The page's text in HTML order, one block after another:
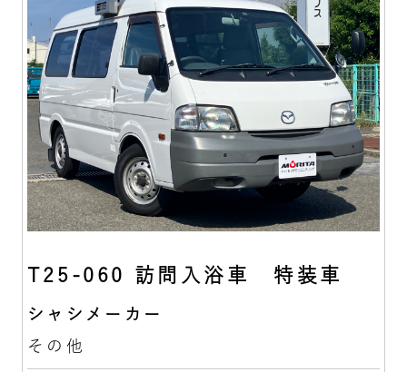
T25-060 訪問入浴車 特装車
シャシメーカー
その他